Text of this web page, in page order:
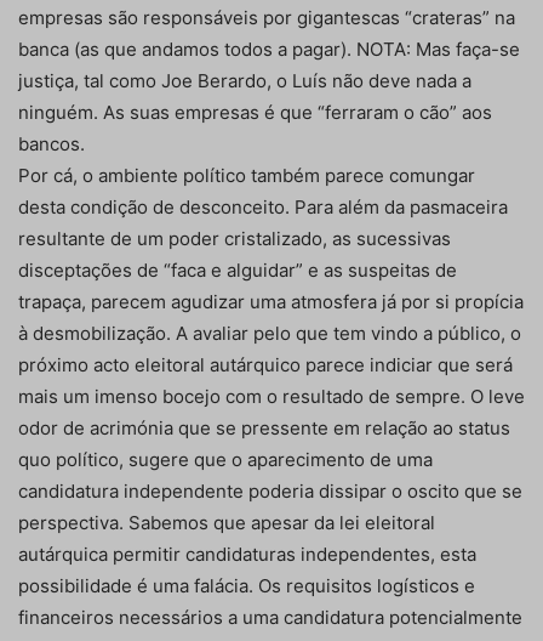
empresas são responsáveis por gigantescas “crateras” na
banca (as que andamos todos a pagar). NOTA: Mas faça-se
justiça, tal como Joe Berardo, o Luís não deve nada a
ninguém. As suas empresas é que “ferraram o cão” aos
bancos.
Por cá, o ambiente político também parece comungar
desta condição de desconceito. Para além da pasmaceira
resultante de um poder cristalizado, as sucessivas
disceptações de “faca e alguidar” e as suspeitas de
trapaça, parecem agudizar uma atmosfera já por si propícia
à desmobilização. A avaliar pelo que tem vindo a público, o
próximo acto eleitoral autárquico parece indiciar que será
mais um imenso bocejo com o resultado de sempre. O leve
odor de acrimónia que se pressente em relação ao status
quo político, sugere que o aparecimento de uma
candidatura independente poderia dissipar o oscito que se
perspectiva. Sabemos que apesar da lei eleitoral
autárquica permitir candidaturas independentes, esta
possibilidade é uma falácia. Os requisitos logísticos e
financeiros necessários a uma candidatura potencialmente